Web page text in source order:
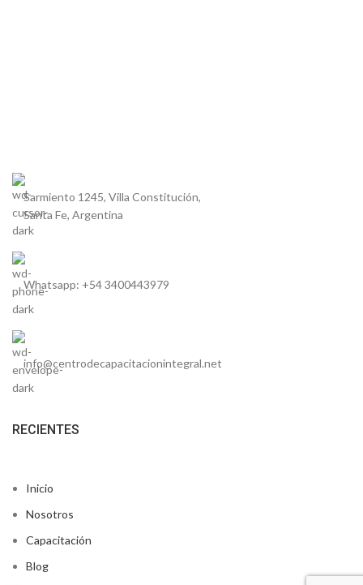
Sarmiento 1245, Villa Constitución,
Santa Fe, Argentina
Whatsapp: +54 3400443979
info@centrodecapacitacionintegral.net
RECIENTES
Inicio
Nosotros
Capacitación
Blog